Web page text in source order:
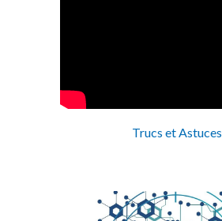
Trucs et Astuces